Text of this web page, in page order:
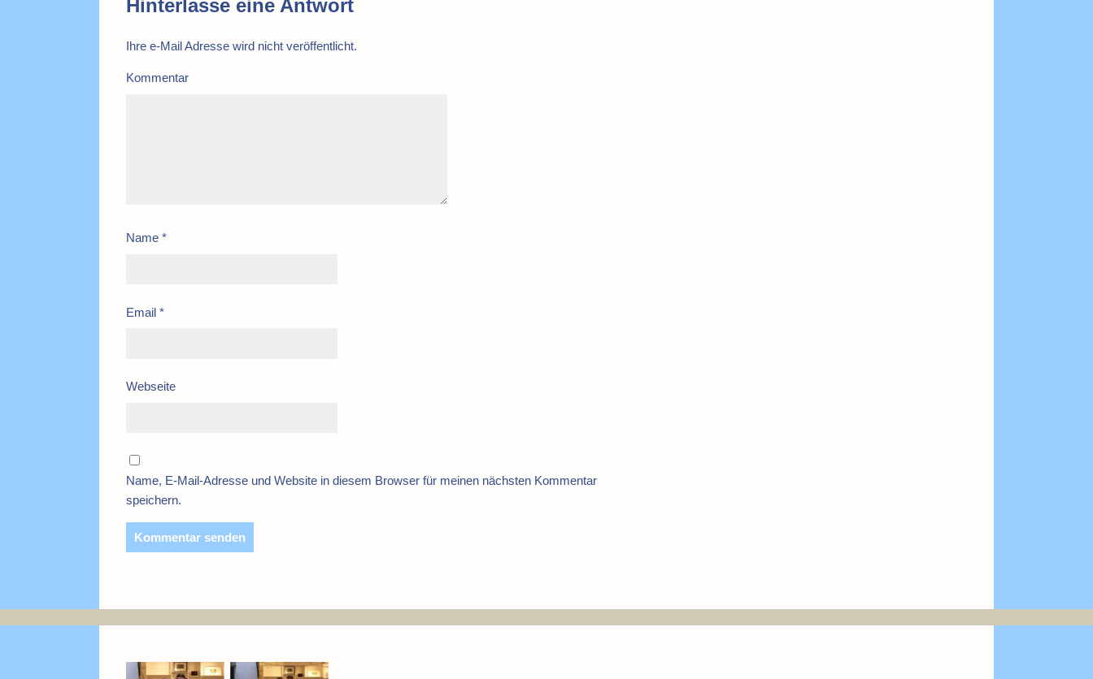
Hinterlasse eine Antwort
Ihre e-Mail Adresse wird nicht veröffentlicht.
Kommentar
Name *
Email *
Webseite
Name, E-Mail-Adresse und Website in diesem Browser für meinen nächsten Kommentar
speichern.